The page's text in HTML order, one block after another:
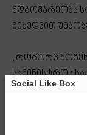
მდგომარეობა
მიხედვით
„როგორც
სამინისტროს
მთავარი
Social Like Box